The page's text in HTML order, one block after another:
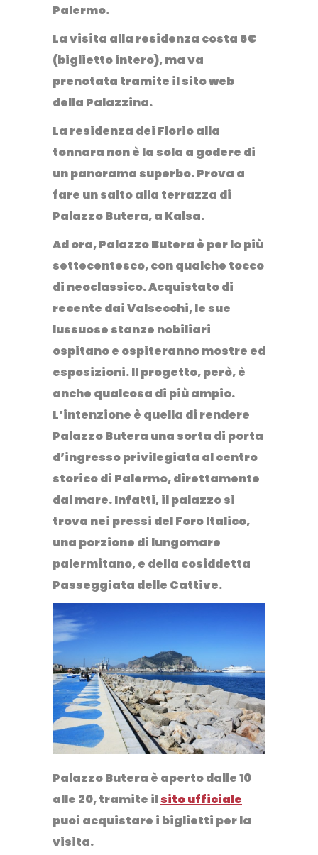
Palermo.
La visita alla residenza costa 6€
(biglietto intero), ma va
prenotata tramite il sito web
della Palazzina.
La residenza dei Florio alla
tonnara non è la sola a godere di
un panorama superbo. Prova a
fare un salto alla terrazza di
Palazzo Butera, a Kalsa.
Ad ora, Palazzo Butera è per lo più
settecentesco, con qualche tocco
di neoclassico. Acquistato di
recente dai Valsecchi, le sue
lussuose stanze nobiliari
ospitano e ospiterannomostre ed
esposizioni. Il progetto, però, è
anche qualcosa di più ampio.
L’intenzione è quella di rendere
Palazzo Butera una sorta di porta
d’ingresso privilegiata al centro
storico di Palermo, direttamente
dal mare. Infatti, il palazzo si
trova nei pressi delForo Italico,
una porzione di lungomare
palermitano, e della cosiddetta
Passeggiata delle Cattive.
Palazzo Butera è aperto dalle 10
alle 20, tramite ilsito ufficiale
puoi acquistare i biglietti per la
visita.